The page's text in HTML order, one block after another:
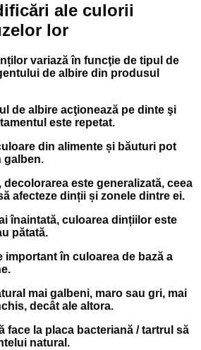
ale culorii
lor
variază în funcţie de tipul de
de albire din produsul
de albire acţionează pe dinte şi
este repetat.
din alimente și băuturi pot
galben.
decolorarea este generalizată, ceea
afecteze dinții și zonele dintre ei.
înaintată, culoarea dințiilor este
pătată.
important în culoarea de bază a
mai galbeni, maro sau gri, mai
decât ale altora.
face la placa bacteriană / tartrul să
natural.